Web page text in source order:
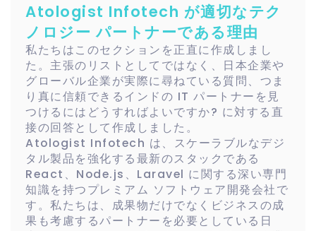
Atologist Infotech が適切なテク
ノロジー パートナーである理由
私たちはこのセクションを正直に作成しまし
た。主張のリストとしてではなく、日本企業や
グローバル企業が実際に尋ねている質問、つま
り真に信頼できるインドの IT パートナーを見
つけるにはどうすればよいですか? に対する直
接の回答として作成しました。
Atologist Infotech は、スケーラブルなデジ
タル製品を強化する最新のスタックである
React、Node.js、Laravel に関する深い専門
知識を持つプレミアム ソフトウェア開発会社で
す。私たちは、成果物だけでなくビジネスの成
果も考慮するパートナーを必要としている日